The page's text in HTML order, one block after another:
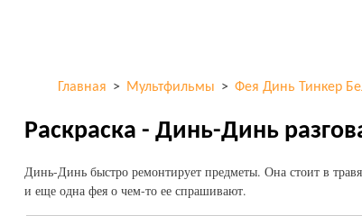
Главная > Мультфильмы > Фея Динь Тинкер
Раскраска - Динь-Динь
Динь-Динь быстро ремонтирует предметы. Она стоит в
и еще одна фея о чем-то ее спрашивают.